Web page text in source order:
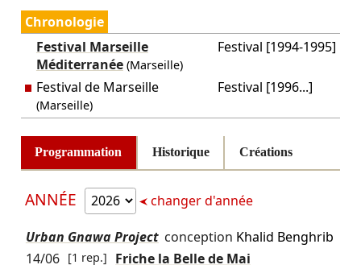
Chronologie
Festival Marseille
Méditerranée(Marseille)
Festival [1994-1995]
Festival de Marseille
(Marseille)
Festival [1996...]
Programmation Historique Créations
ANNÉE changer d'année
Urban Gnawa Project conception Khalid Benghrib
14/06 [1 rep.] Friche la Belle de Mai